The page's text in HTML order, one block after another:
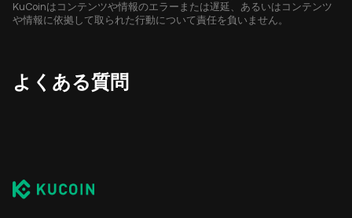
KuCoinはコンテンツや情報のエラーまたは遅延、あるいはコンテンツ
や情報に依拠して取られた行動について責任を負いません。
よくある質問